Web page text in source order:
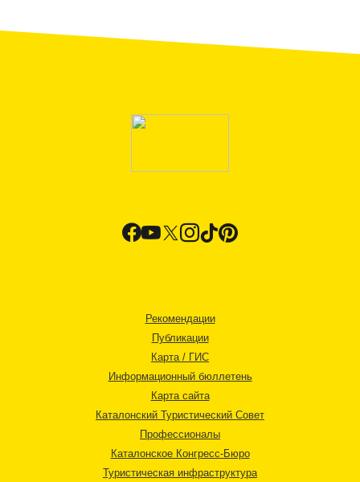
Рекомендации
Публикации
Карта / ГИС
Информационный бюллетень
Карта сайта
Каталонский Туристический Совет
Профессионалы
Каталонское Конгресс-Бюро
Туристическая инфраструктура